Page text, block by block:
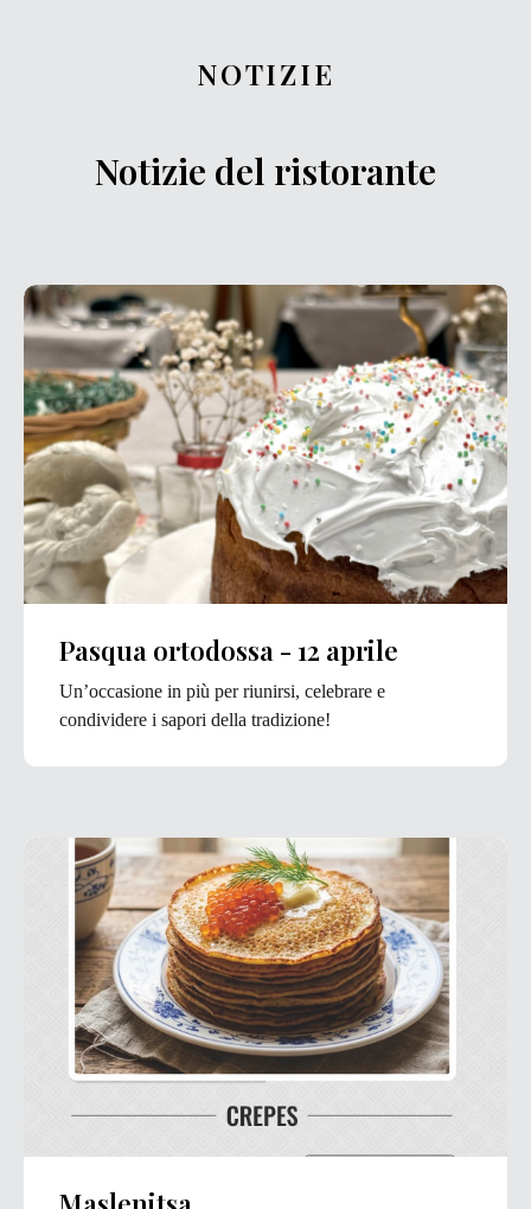
NOTIZIE
Notizie del ristorante
Pasqua ortodossa - 12 aprile
Un’occasione in più per riunirsi, celebrare e
condividere i sapori della tradizione!